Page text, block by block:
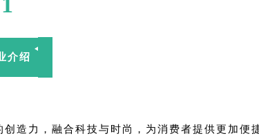
介绍
力，融合科技与时尚，为消费者提供更加便